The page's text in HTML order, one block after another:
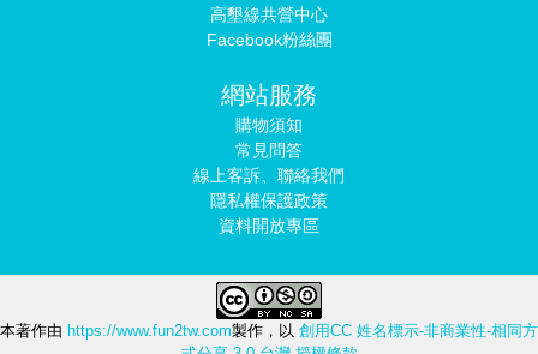
高墾線共營中心
Facebook粉絲團
網站服務
購物須知
常見問答
線上客訴、聯絡我們
隱私權保護政策
資料開放專區
本著作由 https://www.fun2tw.com製作，以 創用CC 姓名標示-非商業性-相同方